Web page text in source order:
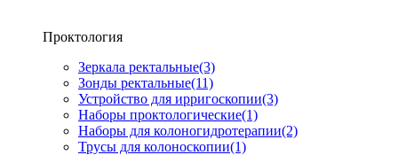
Проктология
Зеркала ректальные(3)
Зонды ректальные(11)
Устройство для ирригоскопии(3)
Наборы проктологические(1)
Наборы для колоногидротерапии(2)
Трусы для колоноскопии(1)